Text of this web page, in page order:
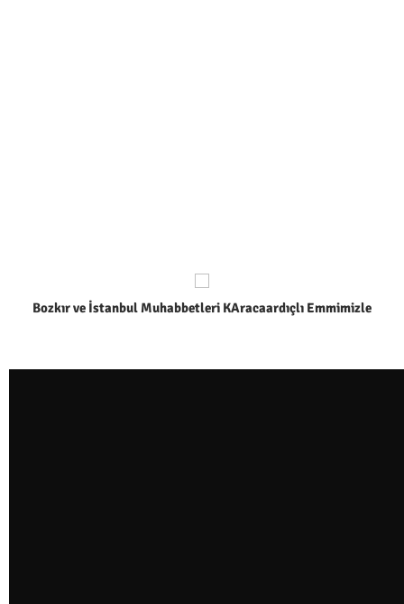
Bozkır ve İstanbul Muhabbetleri KAracaardıçlı Emmimizle